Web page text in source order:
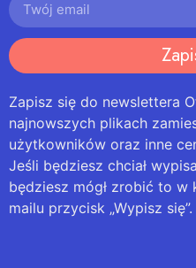
Zapisz się do newslettera
najnowszych plikach
użytkowników oraz inne
Jeśli będziesz chciał
będziesz mógł zrobić to
mailu przycisk „Wypisz się”.